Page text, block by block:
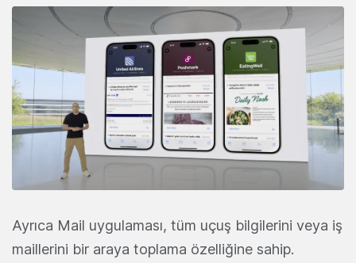
Ayrıca Mail uygulaması, tüm uçuş bilgilerini veya iş
maillerini bir araya toplama özelliğine sahip.